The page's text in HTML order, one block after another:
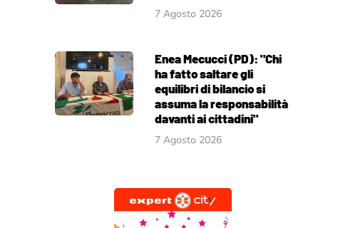
7 Agosto 2026
Enea Mecucci (PD): "Chi
ha fatto saltare gli
equilibri di bilancio si
assuma la responsabilità
davanti ai cittadini"
7 Agosto 2026